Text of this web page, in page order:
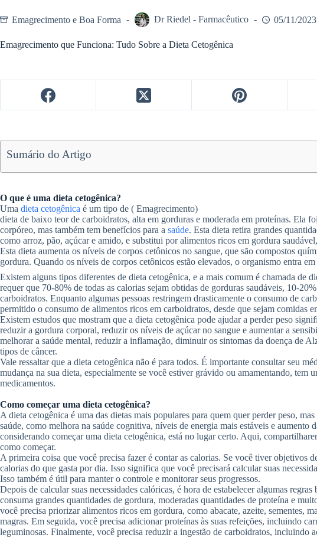
Emagrecimento e Boa Forma Dr Riedel - Farmacêutico 05/11/2023
Emagrecimento que Funciona: Tudo Sobre a Dieta Cetogênica
Sumário do Artigo
O que é uma dieta cetogênica?
Uma dieta cetogênica é um tipo de ( Emagrecimento)
dieta de baixo teor de carboidratos, alta em gorduras e moderada em proteínas. Ela
corpóreo, mas também tem benefícios para a saúde. Esta dieta retira grandes
como arroz, pão, açúcar e amido, e substitui por alimentos ricos em gordura
Esta dieta aumenta os níveis de corpos cetônicos no sangue, que são compostos
gordura. Quando os níveis de corpos cetônicos estão elevados, o organismo entra
Existem alguns tipos diferentes de dieta cetogênica, e a mais comum é chamada de
requer que 70-80% de todas as calorias sejam obtidas de gorduras saudáveis, 10-
carboidratos. Enquanto algumas pessoas restringem drasticamente o consumo de
permitido o consumo de alimentos ricos em carboidratos, desde que sejam comidas
Existem estudos que mostram que a dieta cetogênica pode ajudar a perder peso
reduzir a gordura corporal, reduzir os níveis de açúcar no sangue e aumentar a
melhorar a saúde mental, reduzir a inflamação, diminuir os sintomas da doença de
tipos de câncer.
Vale ressaltar que a dieta cetogênica não é para todos. É importante consultar seu
mudança na sua dieta, especialmente se você estiver grávido ou amamentando, tem
medicamentos.
Como começar uma dieta cetogênica?
A dieta cetogênica é uma das dietas mais populares para quem quer perder peso,
saúde, como melhora na saúde cognitiva, níveis de energia mais estáveis e aumento
considerando começar uma dieta cetogênica, está no lugar certo. Aqui,
como começar.
A primeira coisa que você precisa fazer é contar as calorias. Se você tiver objetivos
calorias do que gasta por dia. Isso significa que você precisará calcular suas
Isso também é útil para manter o controle e monitorar seus progressos.
Depois de calcular suas necessidades calóricas, é hora de estabelecer algumas
consuma grandes quantidades de gordura, moderadas quantidades de proteína e
você precisa priorizar alimentos ricos em gordura, como abacate, azeite, sementes,
magras. Em seguida, você precisa adicionar proteínas às suas refeições, incluindo
leguminosas. Finalmente, você precisa reduzir a ingestão de carboidratos, incluindo